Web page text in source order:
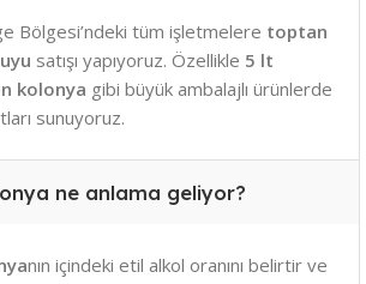
Bölgesi’ndeki tüm işletmelere toptan
satışı yapıyoruz. Özellikle 5 lt
kolonya gibi büyük ambalajlı ürünlerde
sunuyoruz.
ne anlama geliyor?
nın içindeki etil alkol oranını belirtir ve